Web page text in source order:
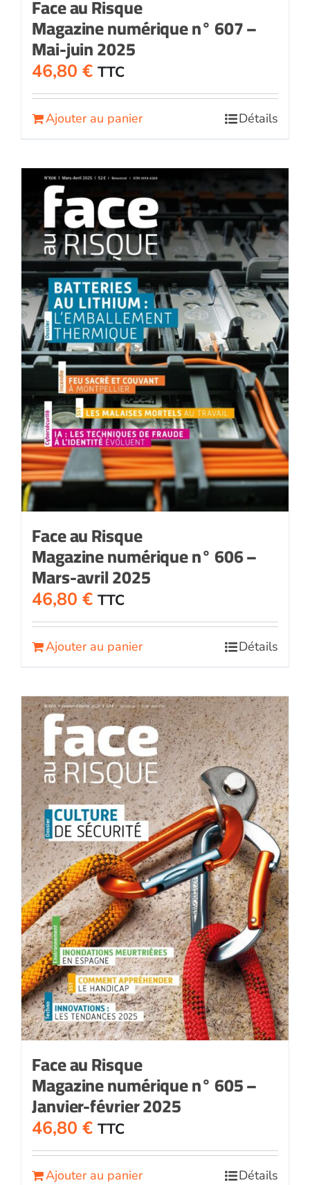
Face au Risque
Magazine numérique n° 607 –
Mai-juin 2025
46,80 € TTC
Ajouter au panier Détails
Face au Risque
Magazine numérique n° 606 –
Mars-avril 2025
46,80 € TTC
Ajouter au panier Détails
Face au Risque
Magazine numérique n° 605 –
Janvier-février 2025
46,80 € TTC
Ajouter au panier Détails